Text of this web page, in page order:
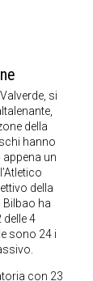
si
della
hanno
un
della
Bilbao ha
delle 4
sono 24 i
con 23